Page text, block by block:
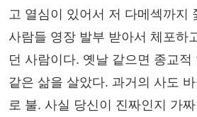
고 열심이 있어서 저 다메섹까지
사람들 영장 발부 받아서 체포하
던 사람이다. 옛날 같으면 종교
같은 삶을 살았다. 과거의 사도
로 불. 사실 당신이 진짜인지 가